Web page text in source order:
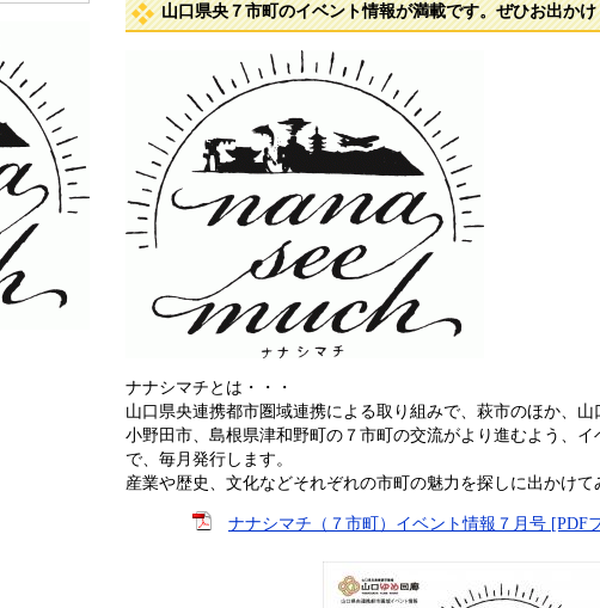
山口県央７市町のイベント情報が満載です。ぜひお出か
ナナシマチとは・・・
山口県央連携都市圏域連携による取り組みで、萩市のほか、
小野田市、島根県津和野町の７市町の交流がより進むよう、
で、毎月発行します。
産業や歴史、文化などそれぞれの市町の魅力を探しに出かけて
ナナシマチ（７市町）イベント情報７月号 [PDF